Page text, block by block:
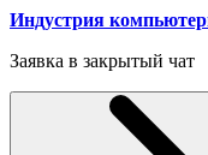
Индустрия
Заявка в закрытый чат